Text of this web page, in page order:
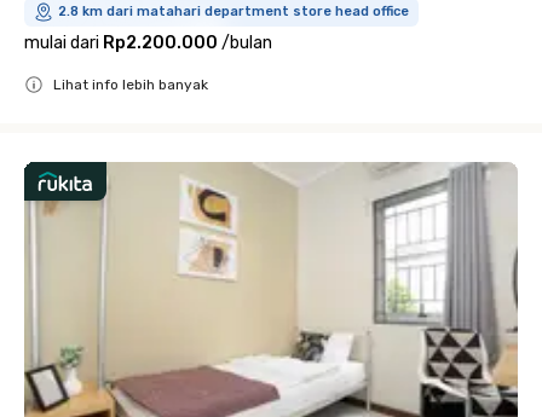
2.8 km dari matahari department store head office
mulai dari Rp2.200.000 /bulan
Lihat info lebih banyak